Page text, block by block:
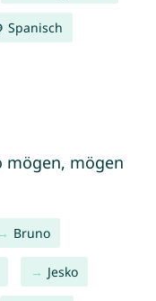
Spanisch
mögen, mögen
Bruno
Jesko